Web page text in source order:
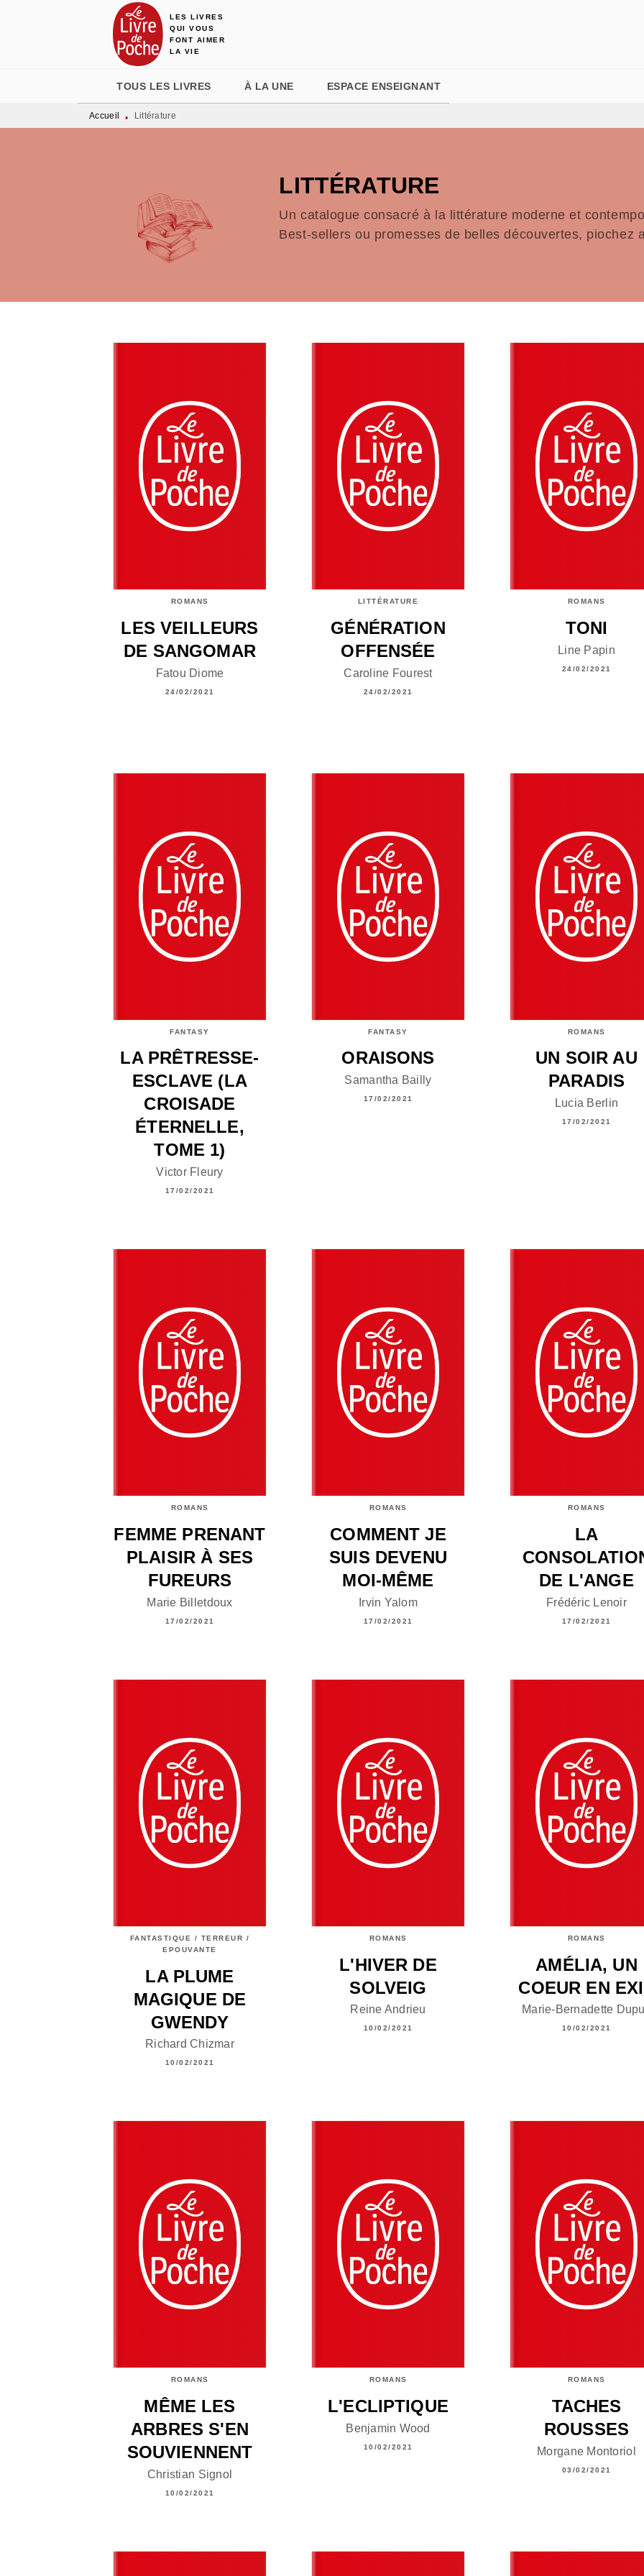
MENU RECHERCHE
LES LIVRES
QUI VOUS
FONT AIMER
LA VIE
TOUS LES LIVRES À LA UNE ESPACE ENSEIGNANT
Accueil • Littérature
LITTÉRATURE
Un catalogue consacré à la littérature moderne et
Best-sellers ou promesses de belles découvertes, piochez
ROMANS
LES VEILLEURS
DE SANGOMAR
Fatou Diome
24/02/2021
LITTÉRATURE
GÉNÉRATION
OFFENSÉE
Caroline Fourest
24/02/2021
ROMANS
TONI
Line Papin
24/02/2021
FANTASY
LA PRÊTRESSE-
ESCLAVE (LA
CROISADE
ÉTERNELLE,
TOME 1)
Victor Fleury
17/02/2021
FANTASY
ORAISONS
Samantha Bailly
17/02/2021
ROMANS
UN SOIR AU
PARADIS
Lucia Berlin
17/02/2021
ROMANS
FEMME PRENANT
PLAISIR À SES
FUREURS
Marie Billetdoux
17/02/2021
ROMANS
COMMENT JE
SUIS DEVENU
MOI-MÊME
Irvin Yalom
17/02/2021
ROMANS
LA
DE L'ANGE
Frédéric Lenoir
17/02/2021
FANTASTIQUE / TERREUR /
EPOUVANTE
LA PLUME
MAGIQUE DE
GWENDY
Richard Chizmar
10/02/2021
ROMANS
L'HIVER DE
SOLVEIG
Reine Andrieu
10/02/2021
ROMANS
AMÉLIA, UN
COEUR EN
Marie-Bernadette
10/02/2021
ROMANS
MÊME LES
ARBRES S'EN
SOUVIENNENT
Christian Signol
10/02/2021
ROMANS
L'ECLIPTIQUE
Benjamin Wood
10/02/2021
ROMANS
TACHES
ROUSSES
Morgane Montoriol
03/02/2021